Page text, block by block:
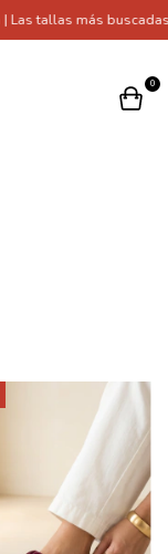
tallas más buscadas
0